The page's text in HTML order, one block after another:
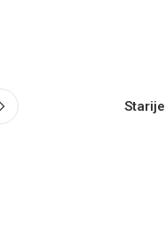
Starije